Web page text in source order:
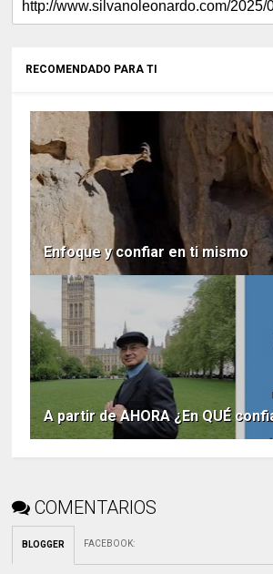
RECOMENDADO PARA TI
Enfoque y confiar en ti mismo
A partir de AHORA ¿En QUÉ
COMENTARIOS
BLOGGER FACEBOOK: